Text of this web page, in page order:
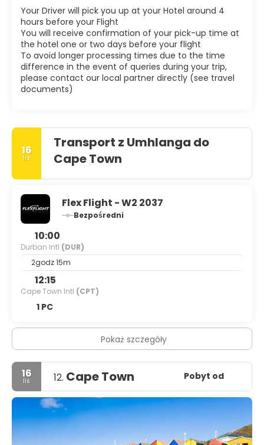
Your Driver will pick you up at your Hotel around 4
hours before your Flight
You will receive confirmation of your pick-up time at
the hotel one or two days before your flight
To avoid longer processing times due to the time
difference in the event of queries during your trip,
please contact our local partner directly (see travel
documents)
16
lis
Transport z Umhlanga do
Cape Town
Flex Flight - W2 2037
Bezpośredni
10:00
Durban Intl (DUR)
2godz 15m
12:15
Cape Town Intl (CPT)
1 PC
Pokaż szczegóły
16
lis 12. Cape Town Pobyt od